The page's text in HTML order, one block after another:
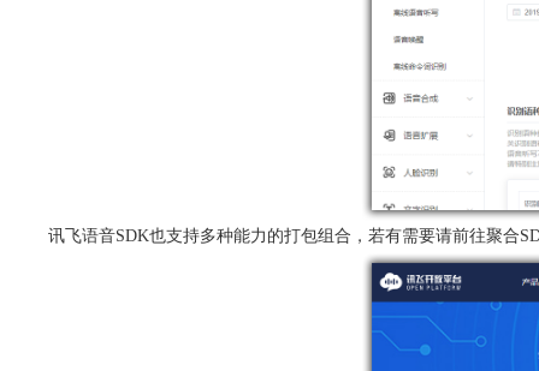
讯飞语音SDK也支持多种能力的打包组合，若有需要请前往聚合